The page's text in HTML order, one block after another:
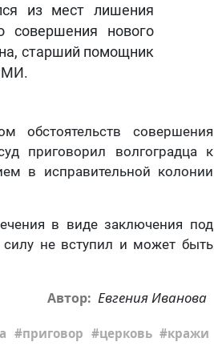
из мест лишения
нового
старший помощник
обстоятельств совершения
приговорил волгоградца к
в исправительной колонии
в виде заключения под
не вступил и может быть
Автор: Евгения Иванова
приговор церковь кражи